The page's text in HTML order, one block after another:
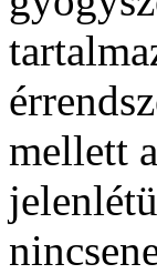
mellett